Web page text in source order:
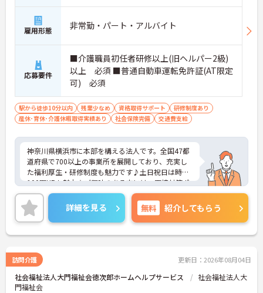
雇用形態 非常勤・パート・アルバイト
応募要件
■介護職員初任者研修以上(旧ヘルパー2級)
以上 必須 ■普通自動車運転免許証(AT限定
可) 必須
駅から徒歩10分以内 残業少なめ 資格取得サポート
研修制度あり
産休･育休･介護休暇取得実績あり
社会保険完備 交通費支給
神奈川県横浜市に本部を構える法人です。全国47都
道府県で700以上の事業所を展開しており、充実し
た福利厚生・研修制度も魅力です♪土日祝日は時給
100円UPも魅力★ご興味のある方には、面接対策ポ
イントなど、さらに詳細をお話しいたしますのでお
気軽にご相談ください！
詳細を見る 無料 紹介してもらう
訪問介護 更新日：2026年08月04日
社会福祉法人大門福祉会徳次郎ホームヘルプサービス
社会福祉法人大
門福祉会